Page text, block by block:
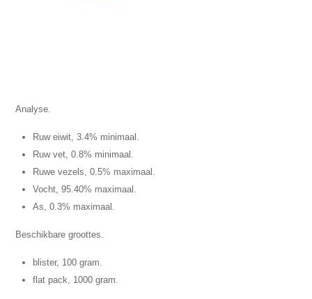
Analyse.
Ruw eiwit, 3.4% minimaal.
Ruw vet, 0.8% minimaal.
Ruwe vezels, 0.5% maximaal.
Vocht, 95.40% maximaal.
As, 0.3% maximaal.
Beschikbare groottes.
blister, 100 gram.
flat pack, 1000 gram.